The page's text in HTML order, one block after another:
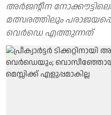
അർജന്റീന
മത്സരത്തിലും
വെർഡെ എത്തുന്നത്